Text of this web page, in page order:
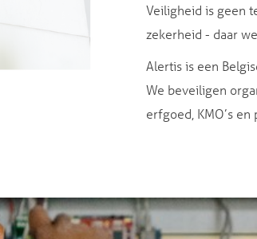
Veiligheid is geen
zekerheid - daar
Alertis is een
We beveiligen
erfgoed, KMO’s